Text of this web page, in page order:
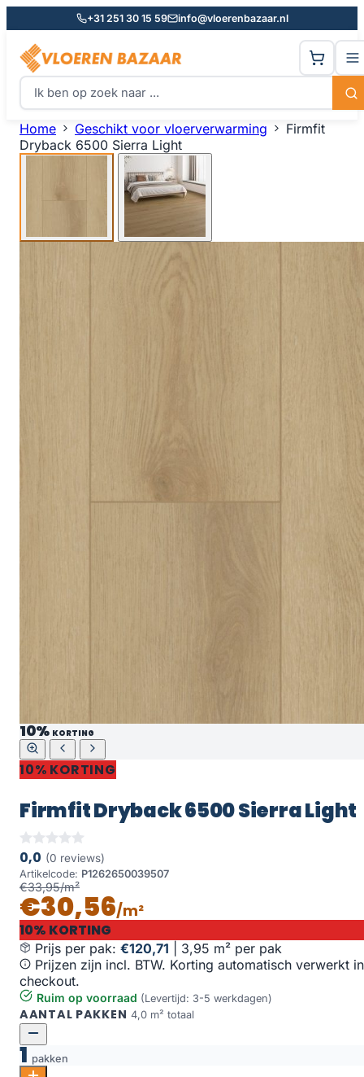
+31 251 30 15 59 info@vloerenbazaar.nl
Home Geschikt voor vloerverwarming
Firmfit
Dryback 6500 Sierra Light
10% KORTING
10% KORTING
Firmfit Dryback 6500 Sierra Light
0,0 (0 reviews)
Artikelcode: P1262650039507
€33,95/m²
€30,56/m²
10% KORTING
Prijs per pak: €120,71
3,95 m² per pak
Prijzen zijn incl. BTW. Korting automatisch verwerkt in
checkout.
Ruim op voorraad (Levertijd: 3-5 werkdagen)
AANTAL PAKKEN 4,0 m² totaal
1 pakken